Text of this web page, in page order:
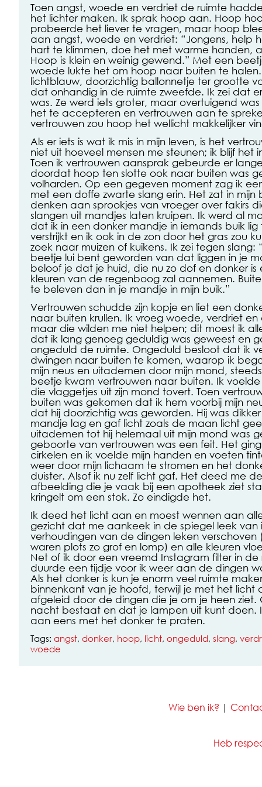
Toen angst, woede en verdriet de ruimte
het lichter maken. Ik sprak hoop aan. Hoop
probeerde het liever te vragen, maar hoop
aan angst, woede en verdriet: “Jongens, help
hart te klimmen, doe het met warme handen,
Hoop is klein en weinig gewend.” Met een
woede lukte het om hoop naar buiten te
lichtblauw, doorzichtig ballonnetje ter grootte
dat onhandig in de ruimte zweefde. Ik zei dat
was. Ze werd iets groter, maar overtuigend
het te accepteren en vertrouwen aan te
vertrouwen zou hoop het wellicht makkelijker
Als er iets is wat ik mis in mijn leven, is het
niet uit hoeveel mensen me steunen; ik blijf het
Toen ik vertrouwen aansprak gebeurde er
doordat hoop ten slotte ook naar buiten was
volharden. Op een gegeven moment zag ik
met een doffe zwarte slang erin. Het zat in
denken aan sprookjes van vroeger over fakirs
slangen uit mandjes laten kruipen. Ik werd al
dat ik in een donker mandje in iemands buik lig
verstrijkt en ik ook in de zon door het gras zou
zoek naar muizen of kuikens. Ik zei tegen
beetje lui bent geworden van dat liggen in je
beloof je dat je huid, die nu zo dof en donker
kleuren van de regenboog zal aannemen.
te beleven dan in je mandje in mijn buik.”
Vertrouwen schudde zijn kopje en liet een
naar buiten krullen. Ik vroeg woede, verdriet
maar die wilden me niet helpen; dit moest ik
dat ik lang genoeg geduldig was geweest en
ongeduld de ruimte. Ongeduld besloot dat ik
dwingen naar buiten te komen, waarop ik
mijn neus en uitademen door mijn mond,
beetje kwam vertrouwen naar buiten. Ik
die vlaggetjes uit zijn mond tovert. Toen
buiten was gekomen dat ik hem voorbij mijn
dat hij doorzichtig was geworden. Hij was
mandje lag en gaf licht zoals de maan licht
uitademen tot hij helemaal uit mijn mond was
geboorte van vertrouwen was een feit. Het
cirkelen en ik voelde mijn handen en voeten
weer door mijn lichaam te stromen en het
duister. Alsof ik nu zelf licht gaf. Het deed me
afbeelding die je vaak bij een apotheek ziet
kringelt om een stok. Zo eindigde het.
Ik deed het licht aan en moest wennen aan
gezicht dat me aankeek in de spiegel leek
verhoudingen van de dingen leken
waren plots zo grof en lomp) en alle kleuren
Net of ik door een vreemd Instagram filter in
duurde een tijdje voor ik weer aan de dingen
Als het donker is kun je enorm veel ruimte
binnenkant van je hoofd, terwijl je met het licht
afgeleid door de dingen die je om je heen
nacht bestaat en dat je lampen uit kunt doen.
aan eens met het donker te praten.
Tags: angst, donker, hoop, licht, ongeduld, slang,
woede
Wie ben ik? |
Heb